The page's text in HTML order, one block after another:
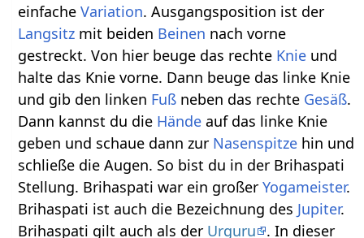
einfacheVariation. Ausgangsposition ist der
Langsitz mit beiden Beinen nach vorne
gestreckt. Von hier beuge das rechte Knie und
halte das Knie vorne. Dann beuge das linke Knie
und gib den linken Fuß neben das rechte Gesäß.
Dann kannst du die Hände auf das linke Knie
geben und schaue dann zur Nasenspitze hin und
schließe die Augen. So bist du in der Brihaspati
Stellung. Brihaspati war ein großerYogameister.
Brihaspati ist auch die Bezeichnung des Jupiter.
Brihaspati gilt auch als der Urguru . In dieser